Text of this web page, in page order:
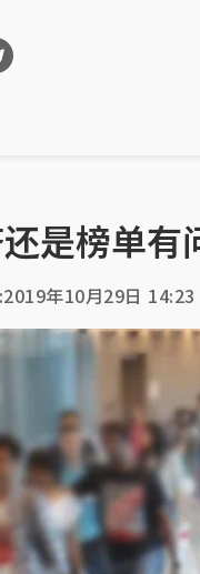
还是榜单
2019年10月29日 14:23